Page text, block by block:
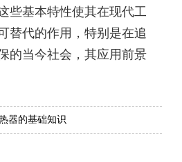
些基本特性使其在现代工
替代的作用，特别是在追
的当今社会，其应用前景
器的基础知识